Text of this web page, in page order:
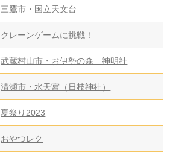
三鷹市・国立天文台
クレーンゲームに挑戦！
武蔵村山市・お伊勢の森 神明社
清瀬市・水天宮（日枝神社）
夏祭り2023
おやつレク